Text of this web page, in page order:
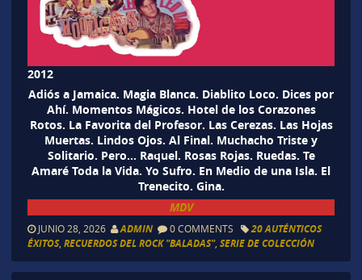
2012
Adiós a Jamaica. Magia Blanca. Diablito Loco. Dices por
Ahí. Momentos Mágicos. Hotel de los Corazones
Rotos. La Favorita del Profesor. Las Cerezas. Las Hojas
Muertas. Lindos Ojos. Al Final. Muchacho Triste y
Solitario. Pero… Raquel. Rosas Rojas. Ruedas. Te
Amaré Toda la Vida. Yo Sufro. En Medio de una Isla. El
Trenecito. Gina.
MDV
JUNIO 28, 2026 ADMIN 0 COMMENTS
20 AUTÉNTICOS
ÉXITOS, RECUERDOS DEL ROCK "BALADAS", SERIE DE COLECCIÓN